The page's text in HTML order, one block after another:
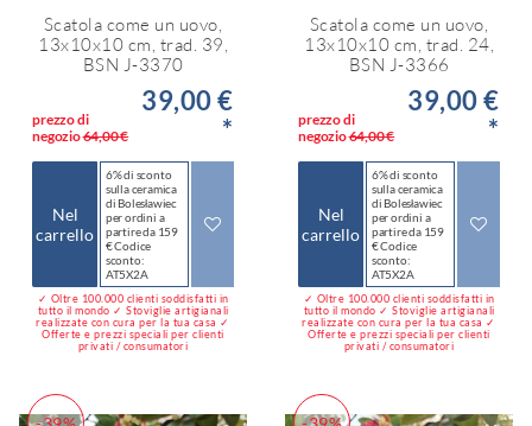
Scatola come un uovo,
13x10x10 cm, trad. 39,
BSN J-3370
prezzo di
negozio64,00 €
39,00 €
*
Nel
carrello
6% di sconto
sulla ceramica
di Bolesławiec
per ordini a
partire da 159
€ Codice
sconto:
AT5X2A
✓ Oltre 100.000 clienti soddisfatti in
tutto il mondo ✓ Stoviglie artigianali
realizzate con cura per la tua casa ✓
Offerte e prezzi speciali per clienti
privati / consumatori
Scatola come un uovo,
13x10x10 cm, trad. 24,
BSN J-3366
prezzo di
negozio64,00 €
39,00 €
*
Nel
carrello
6% di sconto
sulla ceramica
di Bolesławiec
per ordini a
partire da 159
€ Codice
sconto:
AT5X2A
✓ Oltre 100.000 clienti soddisfatti in
tutto il mondo ✓ Stoviglie artigianali
realizzate con cura per la tua casa ✓
Offerte e prezzi speciali per clienti
privati / consumatori